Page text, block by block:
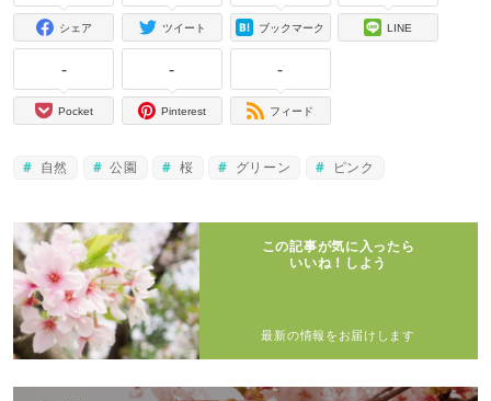
シェア ツイート ブックマーク LINE
-
Pocket
-
Pinterest
-
フィード
自然 公園 桜 グリーン ピンク
この記事が気に入ったら
いいね！しよう
最新の情報をお届けします